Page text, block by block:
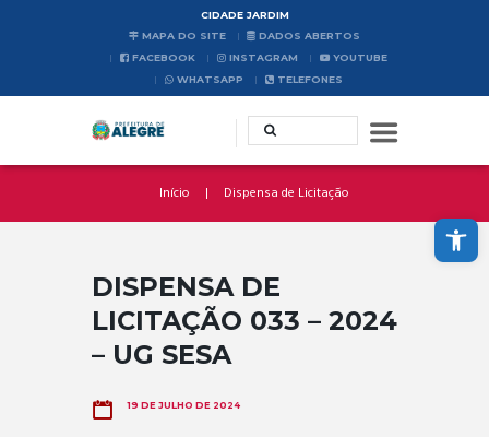
Abrir a barra de ferramentas
CIDADE JARDIM
MAPA DO SITE
DADOS ABERTOS
FACEBOOK
INSTAGRAM
YOUTUBE
WHATSAPP
TELEFONES
Início Dispensa de Licitação
DISPENSA DE
LICITAÇÃO 033 – 2024
– UG SESA
19 DE JULHO DE 2024